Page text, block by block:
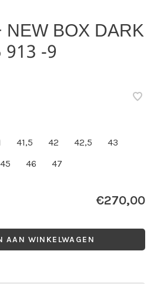
BOX DARK
-9
41,5 42 42,5
43
45 46 47
€270,00
AAN WINKELWAGEN